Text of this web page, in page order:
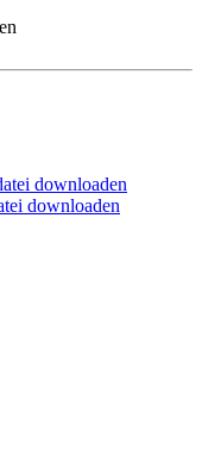
downloaden
downloaden